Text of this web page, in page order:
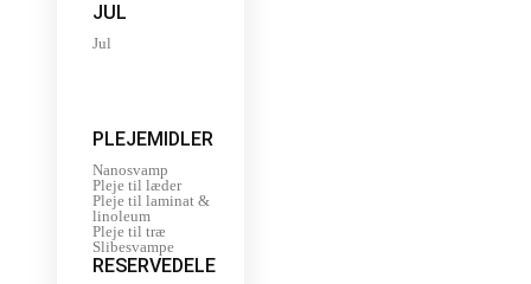
JUL
Jul
PLEJEMIDLER
Nanosvamp
Pleje til læder
Pleje til laminat &
linoleum
Pleje til træ
Slibesvampe
RESERVEDELE